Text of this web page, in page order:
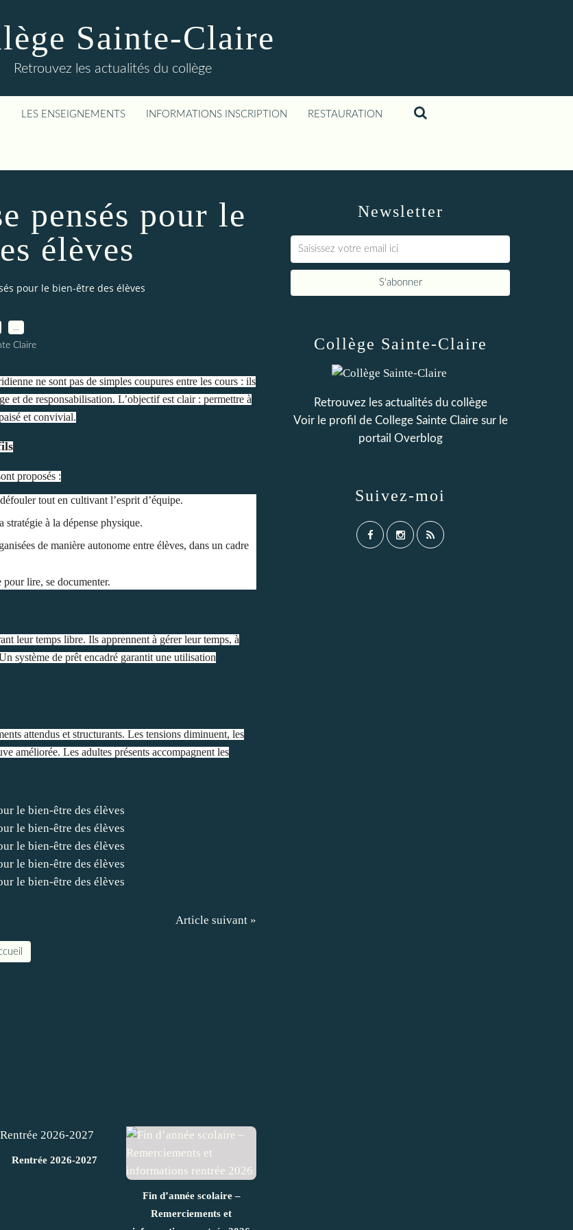
Sainte-Claire
Retrouvez les actualités du collège
LES ENSEIGNEMENTS INFORMATIONS INSCRIPTION RESTAURATION
pensés pour le
élèves
pour le bien-être des élèves
Claire
ne sont pas de simples coupures entre les cours : ils
et de responsabilisation. L’objectif est clair : permettre à
et convivial.
proposés :
tout en cultivant l’esprit d’équipe.
à la dépense physique.
de manière autonome entre élèves, dans un cadre
lire, se documenter.
leur temps libre. Ils apprennent à gérer leur temps, à
système de prêt encadré garantit une utilisation
attendus et structurants. Les tensions diminuent, les
améliorée. Les adultes présents accompagnent les
Article suivant »
Rentrée 2026-2027
Fin d’année scolaire –
Remerciements et
Newsletter
Collège Sainte-Claire
Retrouvez les actualités du collège
Voir le profil de College Sainte Clairesur le
portail Overblog
Suivez-moi